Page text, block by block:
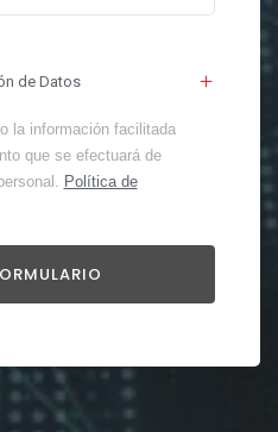
de Datos
la información facilitada
que se efectuará de
Política de